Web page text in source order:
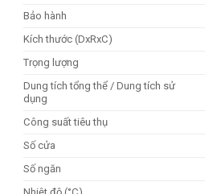
Bảo hành
Kích thước (DxRxC)
Trọng lượng
Dung tích tổng thể / Dung tích sử
dụng
Công suất tiêu thụ
Số cửa
Số ngăn